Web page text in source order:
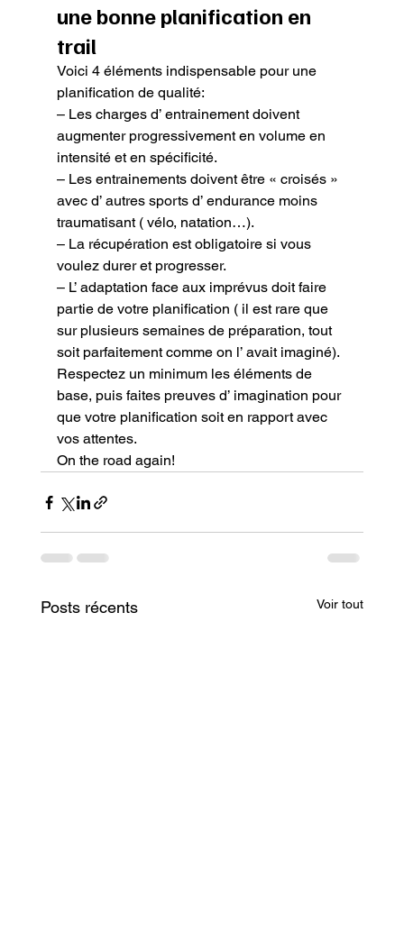
une bonne planification en
trail
Voici 4 éléments indispensable pour une
planification de qualité:
– Les charges d’ entrainement doivent
augmenter progressivement en volume en
intensité et en spécificité.
– Les entrainements doivent être « croisés »
avec d’ autres sports d’ endurance moins
traumatisant ( vélo, natation…).
– La récupération est obligatoire si vous
voulez durer et progresser.
– L’ adaptation face aux imprévus doit faire
partie de votre planification ( il est rare que
sur plusieurs semaines de préparation, tout
soit parfaitement comme on l’ avait imaginé).
Respectez un minimum les éléments de
base, puis faites preuves d’ imagination pour
que votre planification soit en rapport avec
vos attentes.
On the road again!
Posts récents Voir tout